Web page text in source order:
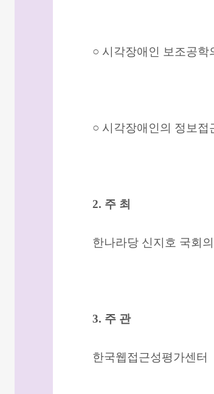
○ 시각장애인 보조공학
○ 시각장애인의 정보접
2. 주 최
한나라당 신지호 국회
3. 주 관
한국웹접근성평가센터